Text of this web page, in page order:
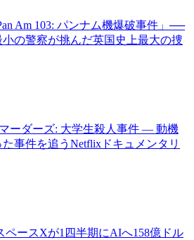
Am 103: パンナム機爆破事件」──
の警察が挑んだ英国史上最大の捜
ーダーズ: 大学生殺人事件 — 動機
事件を追うNetflixドキュメンタリ
ペースXが1四半期にAIへ158億ドル